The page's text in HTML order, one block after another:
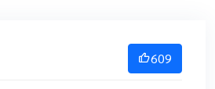
609